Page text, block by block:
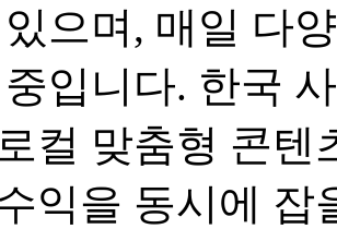
으며, 매일 다
입니다. 한국
컬 맞춤형 콘텐
익을 동시에 잡